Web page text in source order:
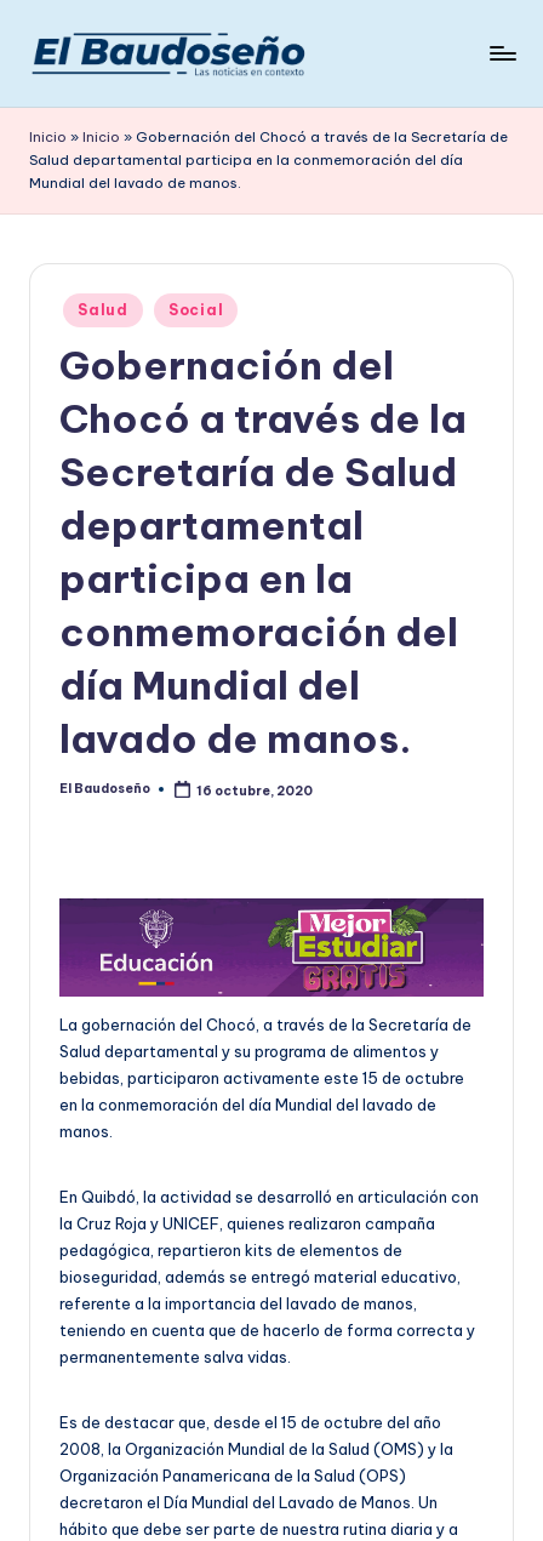
Saltar
contenido
e
ri
ó
d
en
contexto
Inicio » Inicio » Gobernación del Chocó a través de la Secretaría de
Salud departamental participa en la conmemoración del día
Mundial del lavado de manos.
Publicado
en
Salud Social
Gobernación del
Chocó a través de la
Secretaría de Salud
departamental
participa en la
conmemoración del
día Mundial del
lavado de manos.
Publicado
El Baudoseño 16 octubre, 2020
La gobernación del Chocó, a través de la Secretaría de
Salud departamental y su programa de alimentos y
bebidas, participaron activamente este 15 de octubre
en la conmemoración del día Mundial del lavado de
manos.
En Quibdó, la actividad se desarrolló en articulación con
la Cruz Roja y UNICEF, quienes realizaron campaña
pedagógica, repartieron kits de elementos de
bioseguridad, además se entregó material educativo,
referente a la importancia del lavado de manos,
teniendo en cuenta que de hacerlo de forma correcta y
permanentemente salva vidas.
Es de destacar que, desde el 15 de octubre del año
2008, la Organización Mundial de la Salud (OMS) y la
Organización Panamericana de la Salud (OPS)
decretaron el Día Mundial del Lavado de Manos. Un
hábito que debe ser parte de nuestra rutina diaria y a